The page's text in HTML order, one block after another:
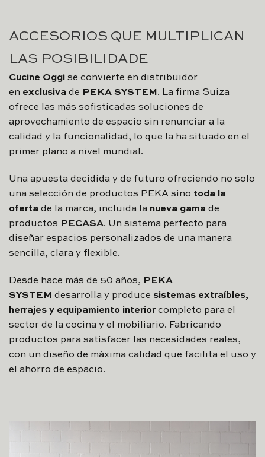
ACCESORIOS QUE MULTIPLICAN
LAS POSIBILIDADE
Cucine Oggi se convierte en distribuidor
en exclusiva de PEKA SYSTEM . La firma Suiza
ofrece las más sofisticadas soluciones de
aprovechamiento de espacio sin renunciar a la
calidad y la funcionalidad, lo que la ha situado en el
primer plano a nivel mundial.
Una apuesta decidida y de futuro ofreciendo no solo
una selección de productos PEKA sino toda la
oferta de la marca, incluida la nueva gama de
productos PECASA. Un sistema perfecto para
diseñar espacios personalizados de una manera
sencilla, clara y flexible.
Desde hace más de 50 años, PEKA
SYSTEM desarrolla y produce sistemas extraíbles,
herrajes y equipamiento interior completo para el
sector de la cocina y el mobiliario. Fabricando
productos para satisfacer las necesidades reales,
con un diseño de máxima calidad que facilita el uso y
el ahorro de espacio.